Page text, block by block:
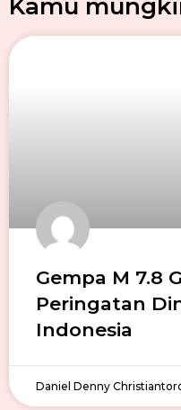
Kamu
Gempa M 7.8
Peringatan
Indonesia
Daniel Denny